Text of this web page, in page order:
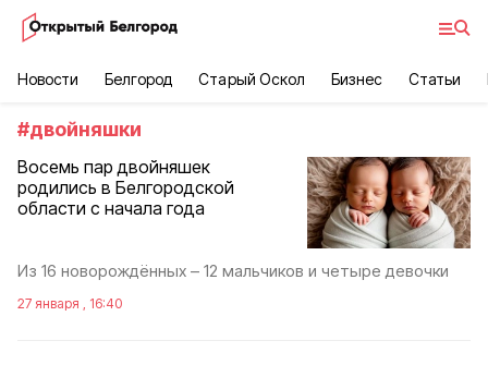
Новости Белгород Старый Оскол Бизнес Статьи
#двойняшки
Восемь пар двойняшек
родились в Белгородской
области с начала года
Из 16 новорождённых – 12 мальчиков и четыре девочки
27 января , 16:40